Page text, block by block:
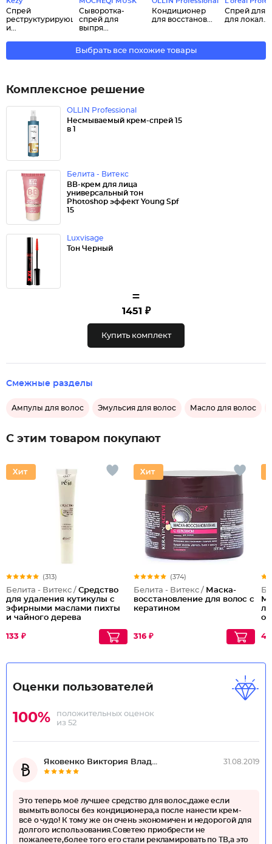
Спрей
реструктурирующий
и...
Сыворотка-
спрей для
выпря...
Кондиционер
для восстанов...
Спрей для
для локал...
Выбрать все похожие товары
Комплексное решение
OLLIN Professional
Несмываемый крем-спрей 15
в 1
Белита - Витекс
ВВ-крем для лица
универсальный тон
Photoshop эффект Young Spf
15
Luxvisage
Тон Черный
=
1451 ₽
Купить комплект
Смежные разделы
Ампулы для волос Эмульсия для волос Масло для волос
С этим товаром покупают
(313)
Белита - Витекс / Средство
для удаления кутикулы с
эфирными маслами пихты
и чайного дерева
133 ₽
(374)
Белита - Витекс / Маска-
восстановление для волос с
кератином
316 ₽
Оценки пользователей
100%
положительных оценок
из 52
Яковенко Виктория Влад... 31.08.2019
Это теперь моё лучшее средство для волос,даже если
вымыть волосы без кондиционера,а после нанести крем-
всё о чудо! К тому же он очень экономичен и недорогой для
долгого использования.Советeю приобрести не
пожалеете,более того его стали рекламировать по ТВ,а это